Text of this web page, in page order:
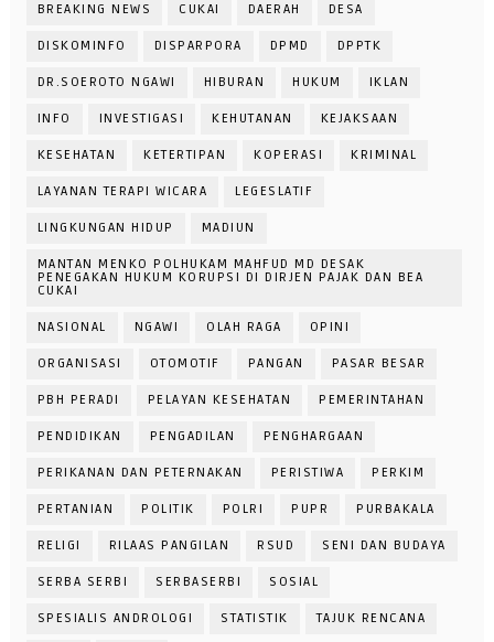
BREAKING NEWS CUKAI DAERAH DESA
DISKOMINFO DISPARPORA DPMD DPPTK
DR.SOEROTO NGAWI HIBURAN HUKUM IKLAN
INFO INVESTIGASI KEHUTANAN KEJAKSAAN
KESEHATAN KETERTIPAN KOPERASI KRIMINAL
LAYANAN TERAPI WICARA LEGESLATIF
LINGKUNGAN HIDUP MADIUN
MANTAN MENKO POLHUKAM MAHFUD MD DESAK
PENEGAKAN HUKUM KORUPSI DI DIRJEN PAJAK DAN BEA
CUKAI
NASIONAL NGAWI OLAH RAGA OPINI
ORGANISASI OTOMOTIF PANGAN PASAR BESAR
PBH PERADI PELAYAN KESEHATAN PEMERINTAHAN
PENDIDIKAN PENGADILAN PENGHARGAAN
PERIKANAN DAN PETERNAKAN PERISTIWA PERKIM
PERTANIAN POLITIK POLRI PUPR PURBAKALA
RELIGI RILAAS PANGILAN RSUD SENI DAN BUDAYA
SERBA SERBI SERBASERBI SOSIAL
SPESIALIS ANDROLOGI STATISTIK TAJUK RENCANA